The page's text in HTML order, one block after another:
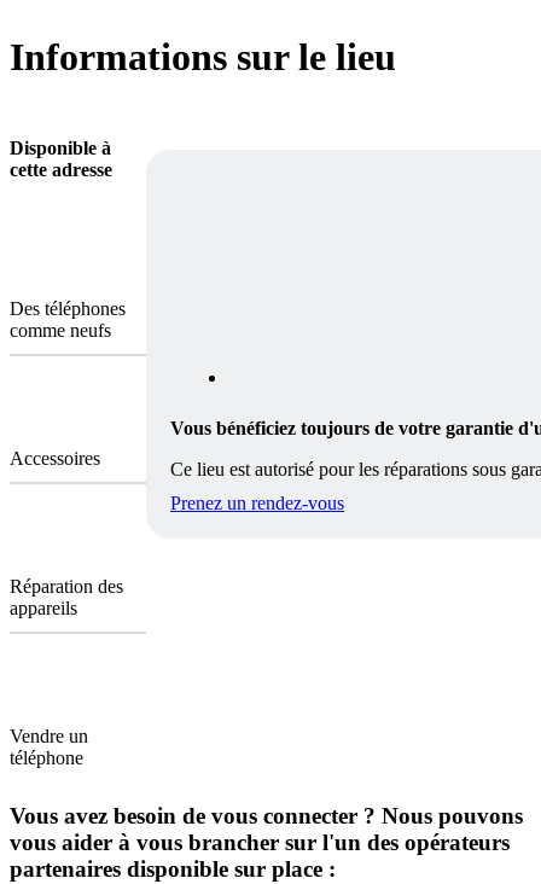
Informations sur le lieu
Disponible à
cette adresse
Des téléphones
comme neufs
Accessoires
Réparation des
appareils
Vendre un
téléphone
Vous bénéficiez toujours de votre garantie
Ce lieu est autorisé pour les réparations sous
Prenez un rendez-vous
Vous avez besoin de vous connecter ? Nous pouvons
vous aider à vous brancher sur l'un des opérateurs
partenaires disponible sur place :